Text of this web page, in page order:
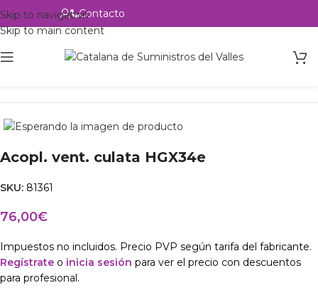
Skip to navigation
Skip to main content
Contacto
Acopl. vent. culata HGX34e
SKU: 81361
76,00€
Impuestos no incluidos. Precio PVP según tarifa del fabricante.
Regístrate o inicia sesión para ver el precio con descuentos
para profesional.